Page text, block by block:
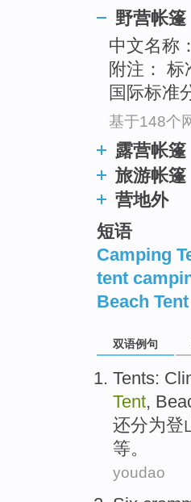
野营帐篷
中文名称
附注：
国际标准
基于148个
露营帐篷
旅游帐篷
营地外
短语
Camping
tent
Beach
双语例句
Tents:
Tent,
还分为登
等。
youdao